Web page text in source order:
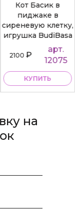
Кот Басик в
пиджаке в
сиреневую клетку,
игрушка BudiBasa
2100₽
арт.
12075
КУПИТЬ
на